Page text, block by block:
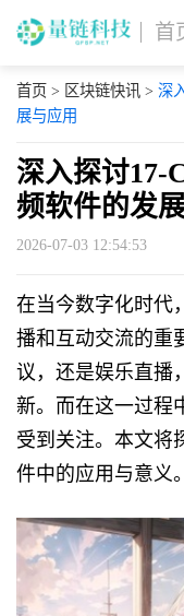
首
首页 > 区块链快讯> 深
展与应用
深入探讨17-
频软件的发
2026-07-03 12:54:53
在当今数字化时代
播和互动交流的重
议，还是娱乐直播
新。而在这一过程
受到关注。本文将
件中的应用与意义。